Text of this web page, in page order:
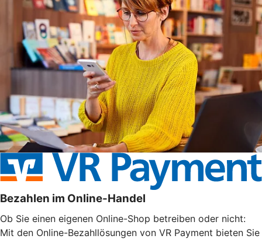
Bezahlen im Online-Handel
Ob Sie einen eigenen Online-Shop betreiben oder nicht:
Mit den Online-Bezahllösungen von VR Payment bieten Sie